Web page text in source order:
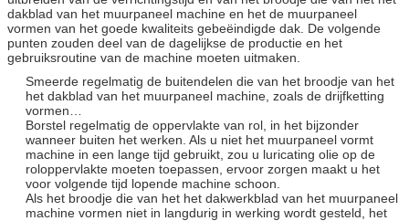
dakblad van het muurpaneel machine en het de muurpaneel
vormen van het goede kwaliteits gebeëindigde dak. De volgende
punten zouden deel van de dagelijkse de productie en het
gebruiksroutine van de machine moeten uitmaken.
Smeerde regelmatig de buitendelen die van het broodje van het
het dakblad van het muurpaneel machine, zoals de drijfketting
vormen…
Borstel regelmatig de oppervlakte van rol, in het bijzonder
wanneer buiten het werken. Als u niet het muurpaneel vormt
machine in een lange tijd gebruikt, zou u luricating olie op de
roloppervlakte moeten toepassen, ervoor zorgen maakt u het
voor volgende tijd lopende machine schoon.
Als het broodje die van het het dakwerkblad van het muurpaneel
machine vormen niet in langdurig in werking wordt gesteld, het